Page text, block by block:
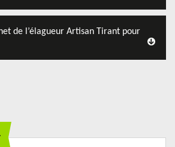
de l’élagueur Artisan Tirant pour